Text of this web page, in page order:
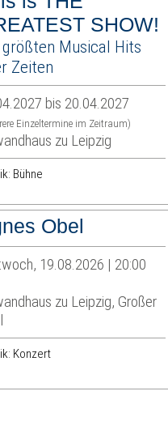
SHOW!
größten Musical Hits
Zeiten
bis 20.04.2027
Einzeltermine im Zeitraum)
zu Leipzig
Bühne
Obel
19.08.2026 | 20:00
zu Leipzig, Großer
Konzert